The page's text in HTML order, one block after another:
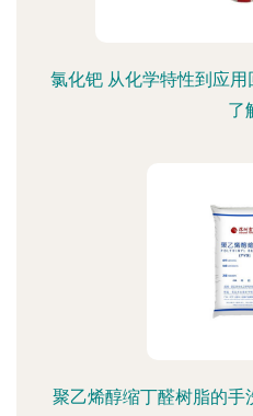
氯化钯 从化学特性到应
了
聚乙烯醇缩丁醛树脂的